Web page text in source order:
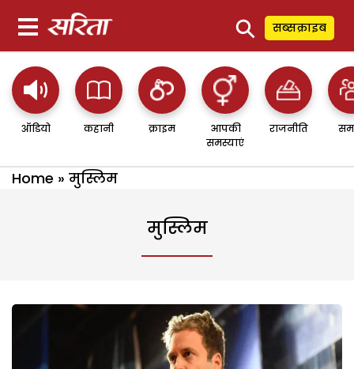
⚲ सब्सक्राइब
ऑडियो कहानी क्राइम
आपकी
समस्याएं
राजनीति
Home » मुस्लिम
मुस्लिम